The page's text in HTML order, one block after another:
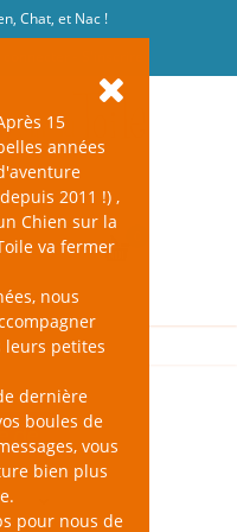
Chat, et Nac !
15
années
2011 !) ,
Chien sur la
va fermer
nous
leurs petites
dernière
boules de
vous
bien plus
pour nous de
de...